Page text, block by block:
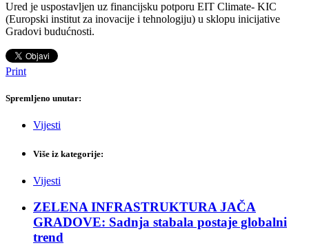
Ured je uspostavljen uz financijsku potporu EIT Climate- KIC
(Europski institut za inovacije i tehnologiju) u sklopu inicijative
Gradovi budućnosti.
Print
Spremljeno unutar:
Vijesti
Više iz kategorije:
Vijesti
ZELENA INFRASTRUKTURA JAČA
GRADOVE: Sadnja stabala postaje globalni
trend